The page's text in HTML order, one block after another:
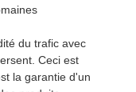
du trafic avec
Ceci est
la garantie d'un